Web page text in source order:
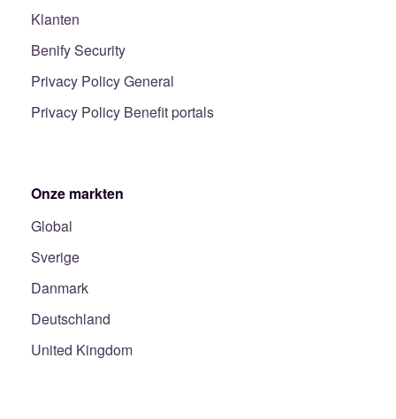
Klanten
Benify Security
Privacy Policy General
Privacy Policy Benefit portals
Onze markten
Global
Sverige
Danmark
Deutschland
United Kingdom